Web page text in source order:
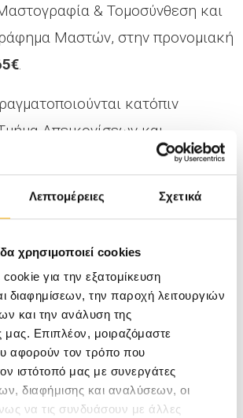
Λεπτομέρειες Σχετικά
χρησιμοποιεί cookies
για την εξατομίκευση
διαφημίσεων, την παροχή λειτουργιών
και την ανάλυση της
μας. Επιπλέον, μοιραζόμαστε
αφορούν τον τρόπο που
ιστότοπό μας με συνεργάτες
διαφήμισης και αναλύσεων, οι
να τις συνδυάσουν με άλλες
& Τομοσύνθεση και
Μαστών, στην προνομιακή
.
κατόπιν
Απεικονίσεων και
του ΙΑΣΩ (επίπεδο -2),
ΙΑΣΩ. Το μεγαλύτερο στην